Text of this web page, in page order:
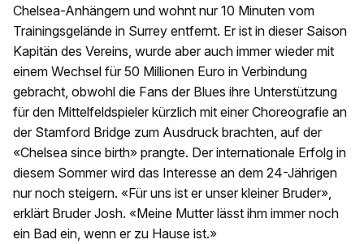
Chelsea-Anhängern und wohnt nur 10 Minuten vom
Trainingsgelände in Surrey entfernt. Er ist in dieser Saison
Kapitän des Vereins, wurde aber auch immer wieder mit
einem Wechsel für 50 Millionen Euro in Verbindung
gebracht, obwohl die Fans der Blues ihre Unterstützung
für den Mittelfeldspieler kürzlich mit einer Choreografie an
der Stamford Bridge zum Ausdruck brachten, auf der
«Chelsea since birth» prangte. Der internationale Erfolg in
diesem Sommer wird das Interesse an dem 24-Jährigen
nur noch steigern. «Für uns ist er unser kleiner Bruder»,
erklärt Bruder Josh. «Meine Mutter lässt ihm immer noch
ein Bad ein, wenn er zu Hause ist.»